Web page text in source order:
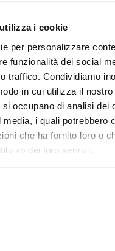
i cookie
per personalizzare
funzionalità dei social
traffico. Condividiamo
in cui utilizza il
occupano di analisi dei
media, i quali potrebbero
che ha fornito loro o
dei loro servizi.